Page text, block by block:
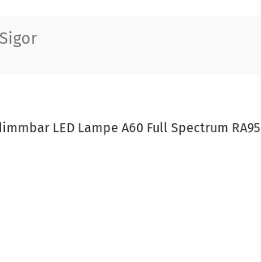
LED Lampe A60 Full Spectrum RA95